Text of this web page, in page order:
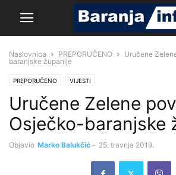
Naslovnica PREPORUČENO
Uručene
baranjske županije
PREPORUČENO VIJESTI
Uručene Zelene
Osječko-baranjske
Objavio Marko Balukčić - 25. travnja 2019.